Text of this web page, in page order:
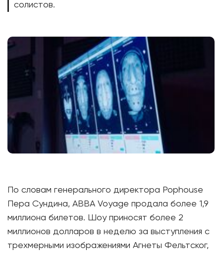
солистов.
По словам генерального директора Pophouse
Пера Сундина, ABBA Voyage продала более 1,9
миллиона билетов. Шоу приносят более 2
миллионов долларов в неделю за выступления с
трехмерными изображениями Агнеты Фельтског,